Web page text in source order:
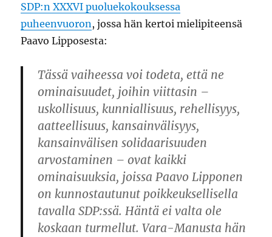
SDP:n XXXVI puoluekokouksessa
puheenvuoron, jossa hän kertoi mielipiteensä
Paavo Lipposesta:
Tässä vaiheessa voi todeta, että ne
ominaisuudet, joihin viittasin –
uskollisuus, kunniallisuus, rehellisyys,
aatteellisuus, kansainvälisyys,
kansainvälisen solidaarisuuden
arvostaminen – ovat kaikki
ominaisuuksia, joissa Paavo Lipponen
on kunnostautunut poikkeuksellisella
tavalla SDP:ssä. Häntä ei valta ole
koskaan turmellut. Vara-Manusta hän